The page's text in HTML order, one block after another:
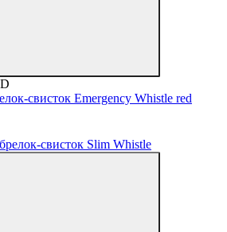
свисток Emergency Whistle red